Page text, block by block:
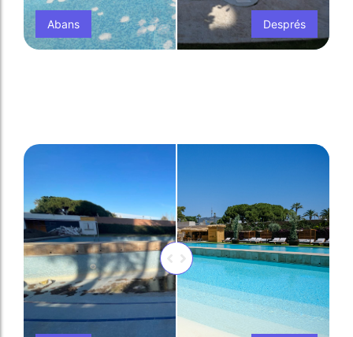
Abans Després